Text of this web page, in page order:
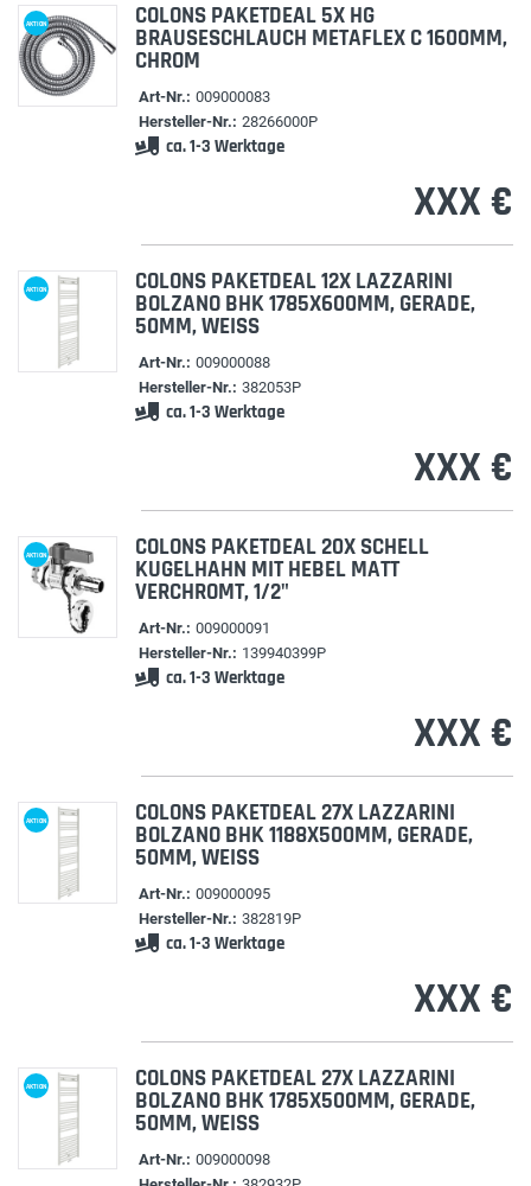
AKTION COLONS PAKETDEAL 5X HG
BRAUSESCHLAUCH METAFLEX C 1600MM,
CHROM
Art-Nr.: 009000083
Hersteller-Nr.: 28266000P
ca. 1-3 Werktage
XXX €
AKTION COLONS PAKETDEAL 12X LAZZARINI
BOLZANO BHK 1785X600MM, GERADE,
50MM, WEISS
Art-Nr.: 009000088
Hersteller-Nr.: 382053P
ca. 1-3 Werktage
XXX €
AKTION COLONS PAKETDEAL 20X SCHELL
KUGELHAHN MIT HEBEL MATT
VERCHROMT, 1/2"
Art-Nr.: 009000091
Hersteller-Nr.: 139940399P
ca. 1-3 Werktage
XXX €
AKTION COLONS PAKETDEAL 27X LAZZARINI
BOLZANO BHK 1188X500MM, GERADE,
50MM, WEISS
Art-Nr.: 009000095
Hersteller-Nr.: 382819P
ca. 1-3 Werktage
XXX €
AKTION COLONS PAKETDEAL 27X LAZZARINI
BOLZANO BHK 1785X500MM, GERADE,
50MM, WEISS
Art-Nr.: 009000098